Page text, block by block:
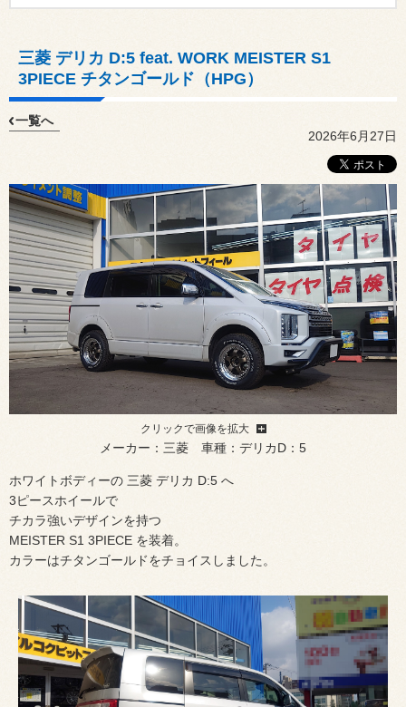
三菱 デリカ D:5 feat. WORK MEISTER S1
3PIECE チタンゴールド（HPG）
一覧へ
2026年6月27日
クリックで画像を拡大
メーカー：三菱 車種：デリカD：5
ホワイトボディーの 三菱 デリカ D:5 へ
3ピースホイールで
チカラ強いデザインを持つ
MEISTER S1 3PIECE を装着。
カラーはチタンゴールドをチョイスしました。